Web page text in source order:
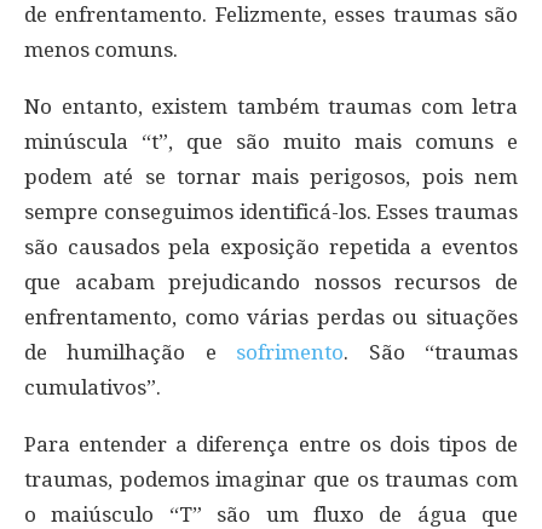
de enfrentamento. Felizmente, esses traumas são
menos comuns.
No entanto, existem também traumas com letra
minúscula “t”, que são muito mais comuns e
podem até se tornar mais perigosos, pois nem
sempre conseguimos identificá-los. Esses traumas
são causados pela exposição repetida a eventos
que acabam prejudicando nossos recursos de
enfrentamento, como várias perdas ou situações
de humilhação e sofrimento. São “traumas
cumulativos”.
Para entender a diferença entre os dois tipos de
traumas, podemos imaginar que os traumas com
o maiúsculo “T” são um fluxo de água que